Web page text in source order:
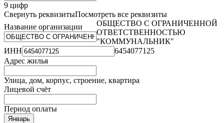
9 цифр
Свернуть реквизитыПосмотреть все реквизиты
Название организации
ОБЩЕСТВО С ОГРАНИЧЕННОЙ
ОТВЕТСТВЕННОСТЬЮ
"КОММУНАЛЬНИК"
ИНН
6454077125
Адрес жилья
Улица, дом, корпус, строение, квартира
Лицевой счёт
Период оплаты
Январь